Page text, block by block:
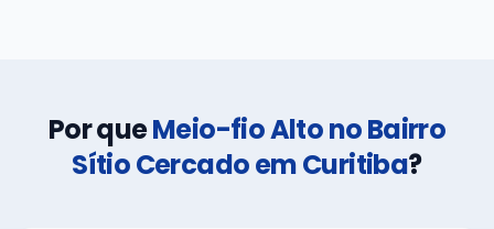
Por queMeio-fio Alto no Bairro
Sítio Cercado em Curitiba?